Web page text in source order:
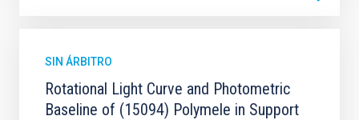
SIN ÁRBITRO
Rotational Light Curve and Photometric
Baseline of (15094) Polymele in Support